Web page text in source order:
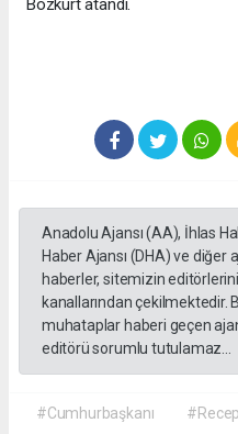
Bozkurt atandı.
Anadolu Ajansı (AA), İhlas
Haber Ajansı (DHA) ve
haberler, sitemizin
kanallarından çekilmektedir.
muhataplar haberi geçen
editörü sorumlu tutulamaz...
#Cumhurbaşkanı